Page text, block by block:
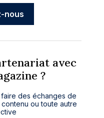
nous
avec
?
des échanges de
ou toute autre